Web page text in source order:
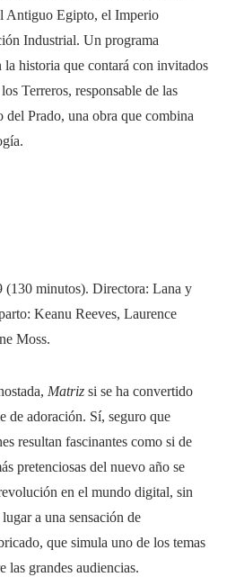
Antiguo Egipto, el Imperio
Industrial. Un programa
la historia que contará con invitados
Terreros, responsable de las
del Prado, una obra que combina
(130 minutos). Directora: Lana y
Keanu Reeves, Laurence
Moss.
Matriz si se ha convertido
de adoración. Sí, seguro que
resultan fascinantes como si de
pretenciosas del nuevo año se
en el mundo digital, sin
a una sensación de
que simula uno de los temas
las grandes audiencias.